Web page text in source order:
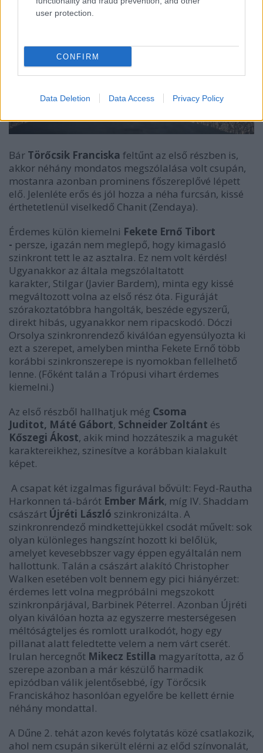
user protection.
CONFIRM
Data Deletion Data Access Privacy Policy
Bár Törőcsik Franciska feltűnt az első részben is,
akkor néhány mondatos megszólalása volt csupán,
mostanra azonban prominens főszereplővé lépett
elő. Jelenléte erős és jól hozza a néha furcsán, kissé
érthetetlenül viselkedő Chanit (Zendaya).
Érdemes külön kiemelni Fekete Ernő Tibort
- persze, igazán nem meglepő, hogy kimagasló
szinkront tett le az asztalra. Ez nem volt kérdés!
Ugyanakkor az általa megszólaltatott
karakter, Stilgar (Javier Bardem), minta egy kissé
megváltozott volna az első rész óta. Figuráját
szórakoztatóbbra hangolták, beszéde egyszerű,
direkt hibás, ugyanakkor nem ripacskodó. Dóczi
Orsolya szinkronrendező kiválóan egyensúlyozta ki
ezt a szerepet, amelyben mintha Fekete Ernő több
korábbi szinkronszerepe is nyomokban fellelhető
lenne. (Főként talán a Trópusi vihart érdemes
kiemelni.)
Az első részből hallhatjuk még Csoma
Juditot, Máté Gábort, Schneider Zoltánt és
Kőszegi Ákost, akik mind hozzáteszik a magukét
karaktereikhez, szinesítve a korábban kialakult
képet.
A csapat két izgalmas figurával bővült: Feyd-Rautha
Harkonnen tá-bárót Ember Márk, míg IV. Shaddam
császárt Újréti László szinkronizálta. A
szinkronrendező mindkettejükkel csodát művelt: sok
olyan különleges hangszínt hozott ki belőlük,
amelyet kevesebbszer vagy éppen egyáltalán nem
hallottunk. Talán a császárt alakító Christopher
Walken esetében volt bennem egy pici hiányérzet:
érdemes lett volna megpróbálni megszokott
szinkronpárjával, Barbinek Péterrel. Azonban Újréti
olyan kiválóan hozta az egyszerre mesterségesen
méltóságteljes és romlott uralkodót, hogy egy
pillanat alatt feledtette velem a nem várt cserét.
Irulan hercegnőt Mikecz Estilla magyarította, az ő
szerepe azonban a már készülő harmadik
epizódban válik jelentősebbé, így Törőcsik
Franciskához hasonlóan egyelőre be kellett érnie
néhány mondattal.
A Dűne 2. tehát azon kevés folytatás közé csatlakozik,
ahol nem csupán sikerült elérni az előd színvonalát,